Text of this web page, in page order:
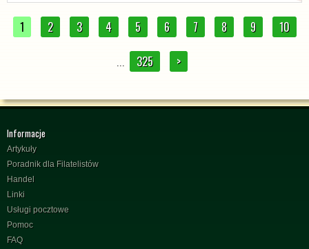
1 2 3 4 5 6 7 8 9 10
... 325 >
Informacje
Artykuły
Poradnik dla Filatelistów
Handel
Linki
Usługi pocztowe
Pomoc
FAQ